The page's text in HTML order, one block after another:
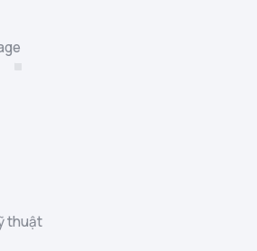
thuật